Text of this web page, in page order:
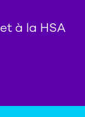
à la HSA